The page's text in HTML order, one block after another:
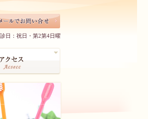
日：祝日・第2第4日曜